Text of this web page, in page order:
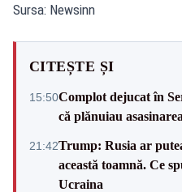
Sursa: Newsinn
CITEȘTE ȘI
15:50Complot dejucat în
că plănuiau
21:42Trump: Rusia ar
această toamnă. Ce
Ucraina